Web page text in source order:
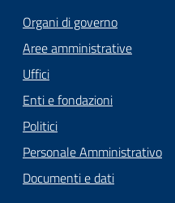
Organi di governo
Aree amministrative
Uffici
Enti e fondazioni
Politici
Personale Amministrativo
Documenti e dati